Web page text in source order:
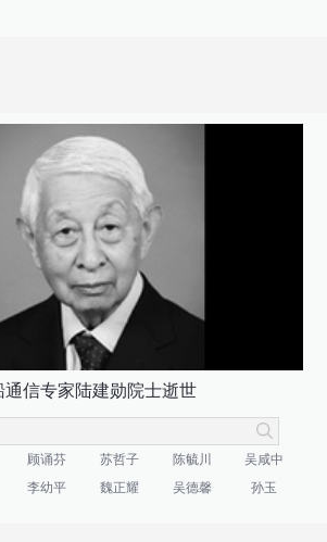
通信专家陆建勋院士逝世
顾诵芬 苏哲子 陈毓川
吴咸中
李幼平 魏正耀 吴德馨 孙玉